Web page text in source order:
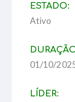
ESTADO:
Ativo
01/10/
LÍDER: